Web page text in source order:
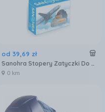
od 39,69 zł
Sanohra Stopery Zatyczki Do Uszu Fly Samolotu
0 km